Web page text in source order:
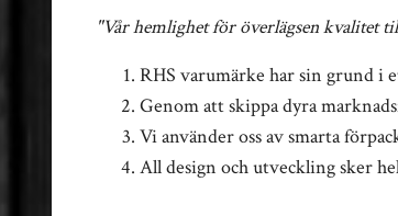
"Vår hemlighet för överlägsen kvalitet
RHS varumärke har sin grund i
Genom att skippa dyra
Vi använder oss av smarta
All design och utveckling sker